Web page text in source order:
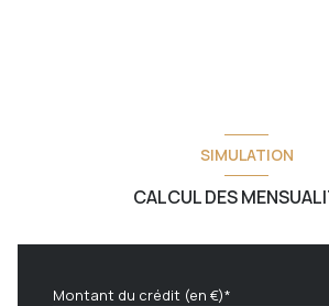
SIMULATION
CALCUL DES
Montant du crédit (en €)*